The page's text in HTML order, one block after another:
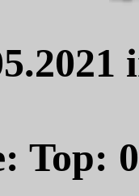
Top: 0